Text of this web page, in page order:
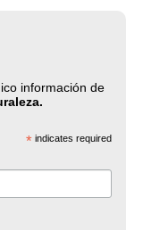
información de
* indicates required